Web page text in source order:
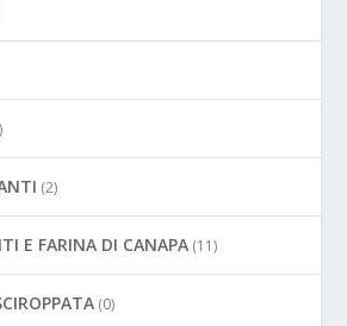
(2)
E FARINA DI CANAPA (11)
(0)